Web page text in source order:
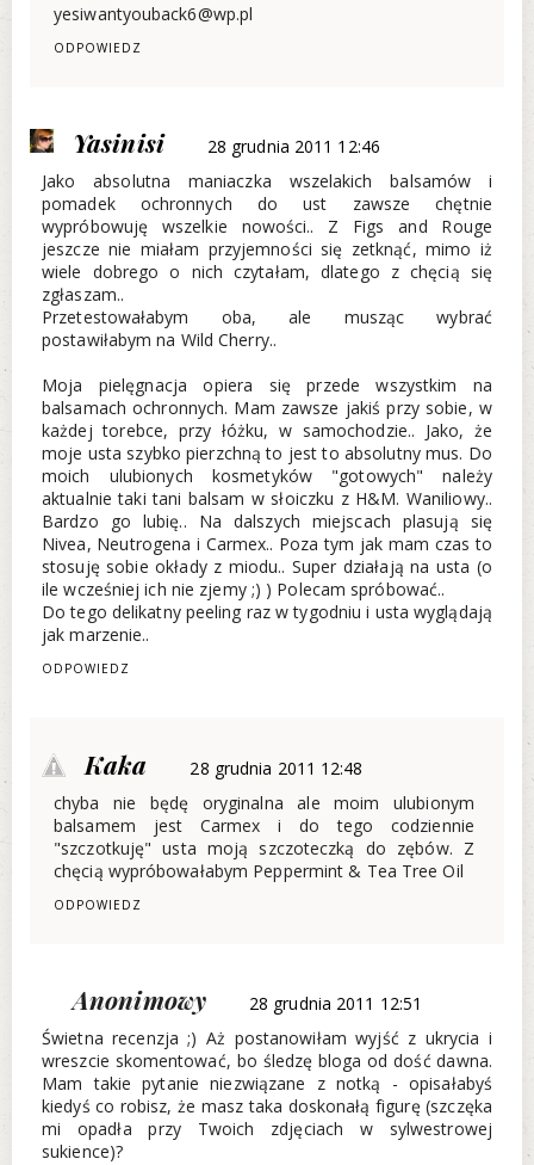
yesiwantyouback6@wp.pl
ODPOWIEDZ
Yasinisi
28 grudnia 2011 12:46
Jako absolutna maniaczka wszelakich balsamów i
pomadek ochronnych do ust zawsze chętnie
wypróbowuję wszelkie nowości.. Z Figs and Rouge
jeszcze nie miałam przyjemności się zetknąć, mimo iż
wiele dobrego o nich czytałam, dlatego z chęcią się
zgłaszam..
Przetestowałabym oba, ale musząc wybrać
postawiłabym na Wild Cherry..
Moja pielęgnacja opiera się przede wszystkim na
balsamach ochronnych. Mam zawsze jakiś przy sobie, w
każdej torebce, przy łóżku, w samochodzie.. Jako, że
moje usta szybko pierzchną to jest to absolutny mus. Do
moich ulubionych kosmetyków "gotowych" należy
aktualnie taki tani balsam w słoiczku z H&M. Waniliowy..
Bardzo go lubię.. Na dalszych miejscach plasują się
Nivea, Neutrogena i Carmex.. Poza tym jak mam czas to
stosuję sobie okłady z miodu.. Super działają na usta (o
ile wcześniej ich nie zjemy ;) ) Polecam spróbować..
Do tego delikatny peeling raz w tygodniu i usta wyglądają
jak marzenie..
ODPOWIEDZ
Kaka
28 grudnia 2011 12:48
chyba nie będę oryginalna ale moim ulubionym
balsamem jest Carmex i do tego codziennie
"szczotkuję" usta moją szczoteczką do zębów. Z
chęcią wypróbowałabym Peppermint & Tea Tree Oil
ODPOWIEDZ
Anonimowy
28 grudnia 2011 12:51
Świetna recenzja ;) Aż postanowiłam wyjść z ukrycia i
wreszcie skomentować, bo śledzę bloga od dość dawna.
Mam takie pytanie niezwiązane z notką - opisałabyś
kiedyś co robisz, że masz taka doskonałą figurę (szczęka
mi opadła przy Twoich zdjęciach w sylwestrowej
sukience)?